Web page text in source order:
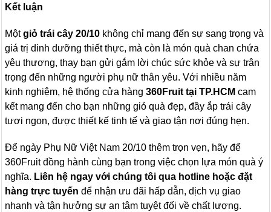
Kết luận
Mộtgiỏ trái cây 20/10 không chỉ mang đến sự sang trọng và
giá trị dinh dưỡng thiết thực, mà còn là món quà chan chứa
yêu thương, thay bạn gửi gắm lời chúc sức khỏe và sự trân
trọng đến những người phụ nữ thân yêu. Với nhiều năm
kinh nghiệm, hệ thống cửa hàng 360Fruit tại TP.HCM cam
kết mang đến cho bạn những giỏ quà đẹp, đầy ắp trái cây
tươi ngon, được thiết kế tinh tế và giao tận nơi đúng hẹn.
Để ngày Phụ Nữ Việt Nam 20/10 thêm trọn vẹn, hãy để
360Fruit đồng hành cùng bạn trong việc chọn lựa món quà ý
nghĩa. Liên hệ ngay với chúng tôi qua hotline hoặc đặt
hàng trực tuyến để nhận ưu đãi hấp dẫn, dịch vụ giao
nhanh và tận hưởng sự an tâm tuyệt đối về chất lượng.